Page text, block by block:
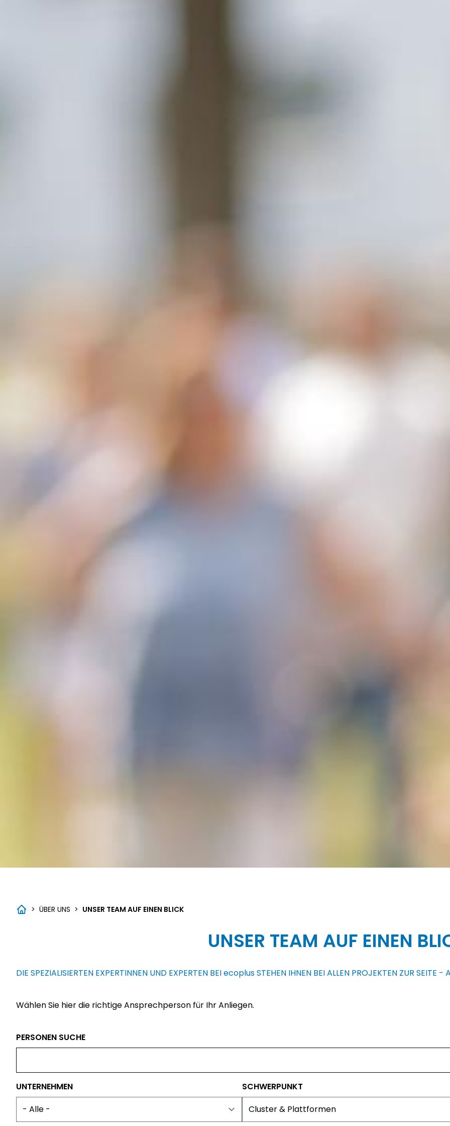
> ÜBER UNS > UNSER TEAM AUF EINEN BLICK
UNSER TEAM AUF EINEN
DIE SPEZIALISIERTEN EXPERTINNEN UND EXPERTEN BEIecoplusSTEHEN IHNEN BEI ALLEN PROJEKTEN ZUR SEITE
Wählen Sie hier die richtige Ansprechperson für Ihr Anliegen.
PERSONEN SUCHE
UNTERNEHMEN SCHWERPUNKT